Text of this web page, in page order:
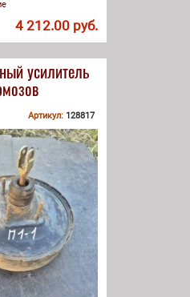
4 212.00 руб.
усилитель
Артикул: 128817